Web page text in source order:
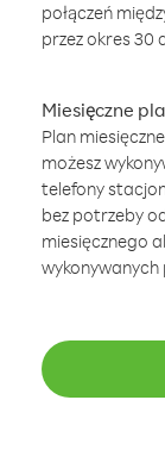
połączeń
przez okres 30
Miesięczne
Plan
możesz
telefony
bez potrzeby
miesięcznego
wykonywanych